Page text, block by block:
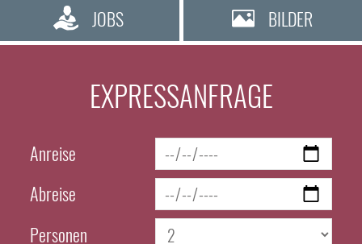
JOBS BILDER
EXPRESSANFRAGE
Anreise
Abreise
Personen